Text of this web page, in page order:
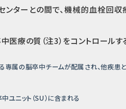
ターとの間で、機械的血栓回
療の質（注3）をコントロールす
る専属の脳卒中チームが配属され、他疾
ユニット（SU）に含まれる